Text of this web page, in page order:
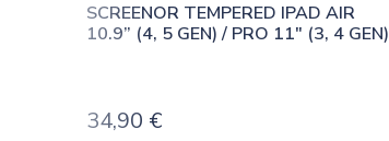
SCREENOR TEMPERED IPAD AIR
10.9” (4, 5 GEN) / PRO 11″ (3, 4 GEN)
34,90 €